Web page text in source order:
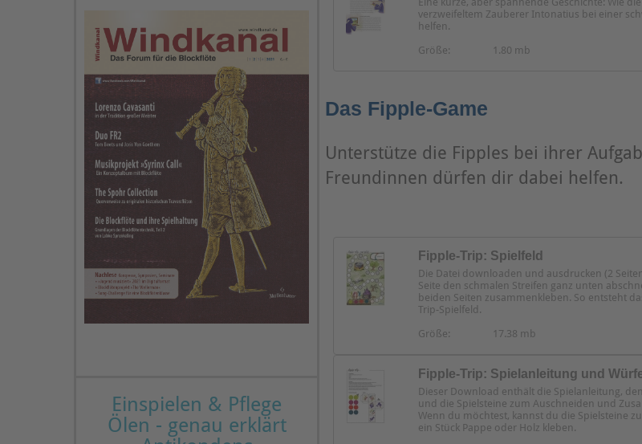
Einspielen & Pflege
Ölen - genau erklärt
verzweifeltem Zauberer Intonatius bei einer
helfen.
Größe:
1.80 mb
Das Fipple-Game
Unterstütze die Fipples bei ihrer
Freundinnen dürfen dir dabei helfen.
Fipple-Trip: Spielfeld
Die Datei downloaden und ausdrucken (2
Seite den schmalen Streifen ganz unten
beiden Seiten zusammenkleben. So entsteht
Trip-Spielfeld.
Größe:
17.38 mb
Fipple-Trip: Spielanleitung und
Dieser Download enthält die Spielanleitung,
und die Spielsteine zum Auschneiden und
Wenn du möchtest, kannst du die Spielsteine
ein Stück Pappe oder Holz kleben.